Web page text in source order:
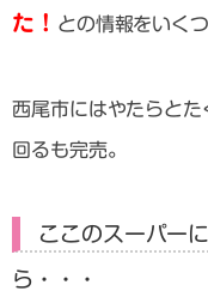
た！ との情報をいく
西尾市にはやたらと
回るも完売。
ここのスーパー
ら・・・